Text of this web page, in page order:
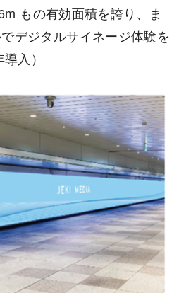
もの有効面積を誇り、ま
デジタルサイネージ体験を
入）